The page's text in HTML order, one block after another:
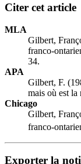
Citer cet article
MLA
Gilbert,
franco-
34.
APA
Gilbert, F.
mais où est
Chicago
Gilbert,
franco-
Exporter la